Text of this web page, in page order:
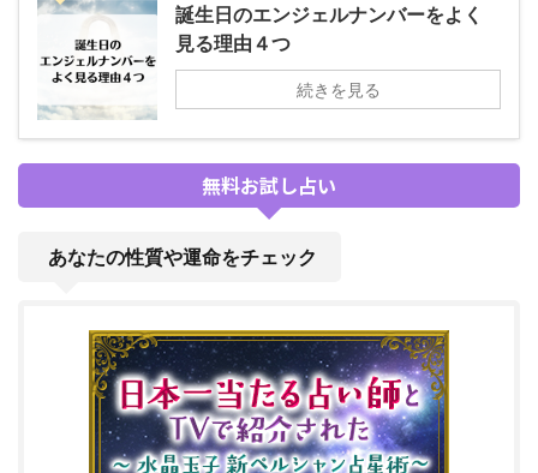
誕生日のエンジェルナンバーをよく
見る理由４つ
続きを見る
無料お試し占い
あなたの性質や運命をチェック